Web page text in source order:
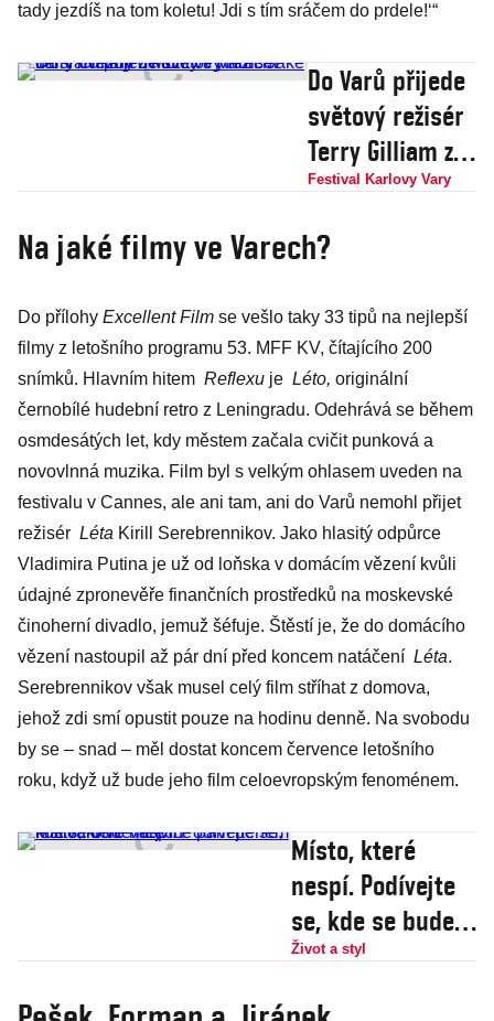
tady jezdíš na tom koletu! Jdi s tím sráčem do prdele!‘“
Do Varů přijede
světový režisér
Terry Gilliam z
Monty Python.
hvězdy uvidíte
Festival Karlovy Vary
Na jaké filmy ve Varech?
Do přílohy Excellent Film se vešlo taky 33 tipů na nejlepší
filmy z letošního programu 53. MFF KV, čítajícího 200
snímků. Hlavním hitem Reflexu je Léto, originální
černobílé hudební retro z Leningradu. Odehrává se během
osmdesátých let, kdy městem začala cvičit punková a
novovlnná muzika. Film byl s velkým ohlasem uveden na
festivalu v Cannes, ale ani tam, ani do Varů nemohl přijet
režisér Léta Kirill Serebrennikov. Jako hlasitý odpůrce
Vladimira Putina je už od loňska v domácím vězení kvůli
údajné zpronevěře finančních prostředků na moskevské
činoherní divadlo, jemuž šéfuje. Štěstí je, že do domácího
vězení nastoupil až pár dní před koncem natáčení Léta.
Serebrennikov však musel celý film stříhat z domova,
jehož zdi smí opustit pouze na hodinu denně. Na svobodu
by se – snad – měl dostat koncem července letošního
roku, když už bude jeho film celoevropským fenoménem.
Místo, které
nespí. Podívejte
se, kde se bude
nejvíce pařit
Život a styl